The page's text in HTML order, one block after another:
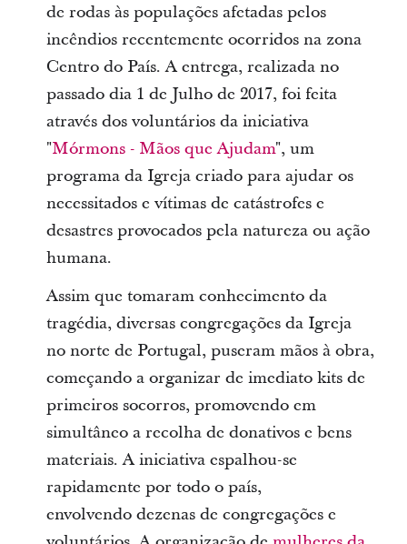
de rodas às populações afetadas pelos
incêndios recentemente ocorridos na zona
Centro do País. A entrega, realizada no
passado dia 1 de Julho de 2017, foi feita
através dos voluntários da iniciativa
"Mórmons - Mãos que Ajudam", um
programa da Igreja criado para ajudar os
necessitados e vítimas de catástrofes e
desastres provocados pela natureza ou ação
humana.
Assim que tomaram conhecimento da
tragédia, diversas congregações da Igreja
no norte de Portugal, puseram mãos à obra,
começando a organizar de imediato kits de
primeiros socorros, promovendo em
simultâneo a recolha de donativos e bens
materiais. A iniciativa espalhou-se
rapidamente por todo o país,
envolvendo dezenas de congregações e